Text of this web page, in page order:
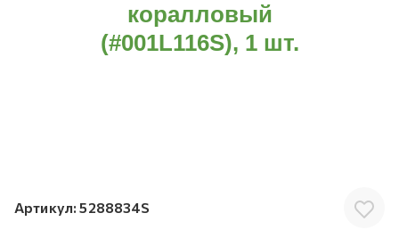
коралловый
(#001L116S), 1 шт.
Артикул: 5288834S